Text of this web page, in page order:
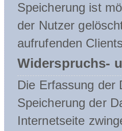
Speicherung ist
der Nutzer
aufrufenden
Widerspruchs-
Die Erfassung der
Speicherung der
Internetseite